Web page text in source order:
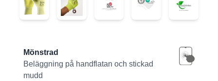
Product information
Mönstrad
Beläggning på handflatan och stickad
mudd